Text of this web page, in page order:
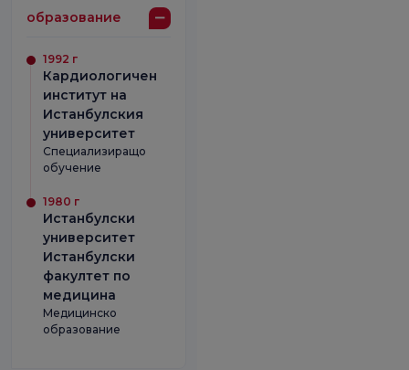
образование
1992 г
Кардиологичен
институт на
Истанбулския
университет
Специализиращо
обучение
1980 г
Истанбулски
университет
Истанбулски
факултет по
медицина
Медицинско
образование